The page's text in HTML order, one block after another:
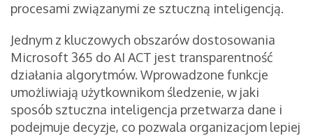
procesami związanymi ze sztuczną inteligencją.
Jednym z kluczowych obszarów dostosowania
Microsoft 365 do AI ACT jest transparentność
działania algorytmów. Wprowadzone funkcje
umożliwiają użytkownikom śledzenie, w jaki
sposób sztuczna inteligencja przetwarza dane i
podejmuje decyzje, co pozwala organizacjom lepiej